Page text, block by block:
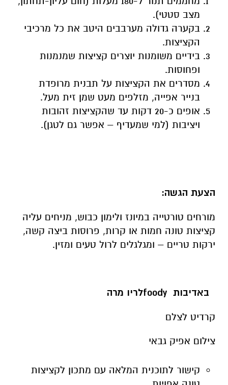
מצב סטטי).
בקערה גדולה מערבבים היטב את כל מרכיבי
הקציצות.
בידיים משומנות יוצרים קציצות שמנמנות
ופחוסות.
מסדרים את הקציצות על תבנית מרופדת
בנייר אפייה, מזלפים מעט שמן זית מעל.
אופים כ-20 דקות עד שהקציצות זהובות
ויציבות (למי שמעדיף – אפשר גם לטגן).
הצעת הגשה:
מורחים טורטייה במיונז ולימון כבוש, מניחים עליה
קציצות טונה חמות או קרות, פרוסות ביצה קשה,
ירקות טריים – ומגלגלים לרול טעים ומזין.
באדיבות foodyלריו מרה
קרדיט לצלם
צילום אפיק גבאי
קישור לתוכנית המלאה עם מתכון לקציצות